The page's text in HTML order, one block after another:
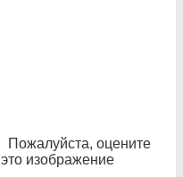
Пожалуйста, оцените
это изображение